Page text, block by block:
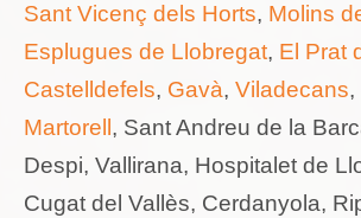
Sant Vicenç dels Horts, Molins
Esplugues de Llobregat, El Prat
Castelldefels, Gavà, Viladecans,
Martorell , Sant Andreu de la
Despi, Vallirana, Hospitalet de
Cugat del Vallès, Cerdanyola,